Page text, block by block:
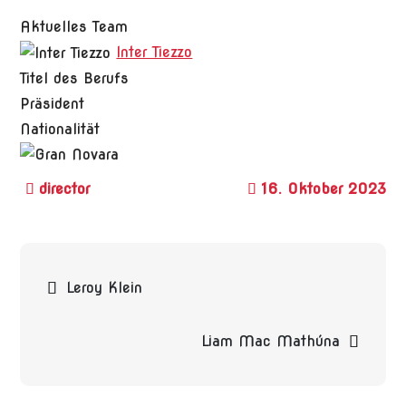
Aktuelles Team
Inter Tiezzo
Titel des Berufs
Präsident
Nationalität
16. Oktober 2023
Beitragsnavigation
Leroy Klein
Liam Mac Mathúna